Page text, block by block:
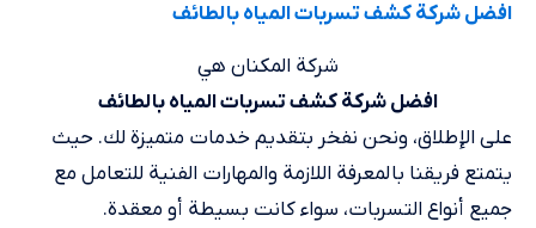
افضل شركة كشف تسربات المياه بالطائف
شركة المكنان هي
افضل شركة كشف تسربات المياه بالطائف
على الإطلاق، ونحن نفخر بتقديم خدمات متميزة لك. حيث
يتمتع فريقنا بالمعرفة اللازمة والمهارات الفنية للتعامل مع
جميع أنواع التسربات، سواء كانت بسيطة أو معقدة.